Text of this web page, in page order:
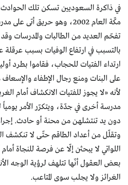
في ذاكرة السعوديين تسكن تلك
مكّة العام 2002، وهو حريق أتى
تفحّم العديد من الطالبات والمدرسات وقد
بالتسبب في ارتفاع الوفيات بسبب
ارتداء الفتيات للحجاب، فقاموا بطرد
على البنات ومنع رجال الإطفاء
لأنه «لا يجوز للفتيات الانكشاف أمام
مدرسة أخرى في جدّة، ويتكرّر الأمر
دون يد تنتشلهن من محنة أو حادث.
وتقلّل من أعداد الطاقم حتّى لا تنكشف
اللواتي لا يبحثن إلّا عن فرصة للنجاة
بعض العقول أنّها تتلهف لرؤية الوجه
الغرائز ولا يجلب سوى المتاعب.